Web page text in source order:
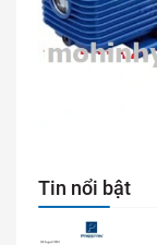
Tin nổi bật